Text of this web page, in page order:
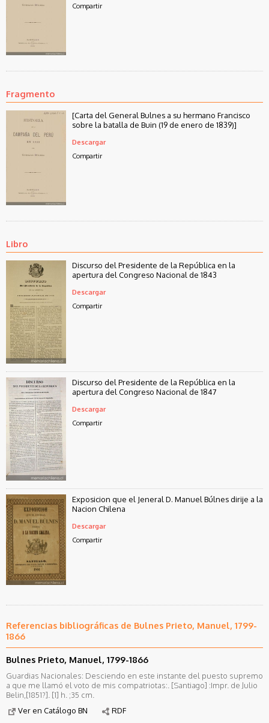
Compartir
Fragmento
[Carta del General Bulnes a su hermano Francisco
sobre la batalla de Buin (19 de enero de 1839)]
Descargar
Compartir
Libro
Discurso del Presidente de la República en la
apertura del Congreso Nacional de 1843
Descargar
Compartir
Discurso del Presidente de la República en la
apertura del Congreso Nacional de 1847
Descargar
Compartir
Exposicion que el Jeneral D. Manuel Búlnes dirije a la
Nacion Chilena
Descargar
Compartir
Referencias bibliográficas de Bulnes Prieto, Manuel, 1799-
1866
Bulnes Prieto, Manuel, 1799-1866
Guardias Nacionales: Desciendo en este instante del puesto supremo
a que me llamó el voto de mis compatriotas:. [Santiago] :Impr. de Julio
Belin,[1851?]. [1] h. ;35 cm.
Ver en Catálogo BN
RDF